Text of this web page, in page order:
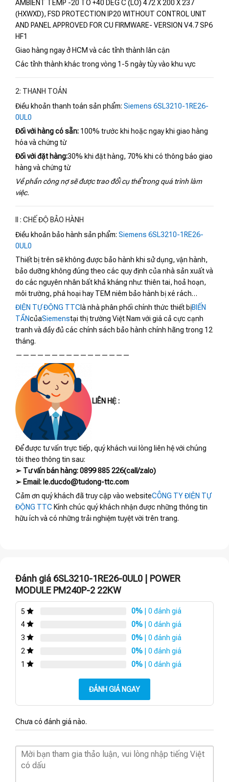
AMBIENT TEMP -20 TO +40 DEG C (LO) 472 X 200 X 237
(HXWXD), FSD PROTECTION IP20 WITHOUT CONTROL UNIT
AND PANEL APPROVED FOR CU FIRMWARE- VERSION V4.7 SP6
HF1
Giao hàng ngay ở HCM và các tỉnh thành lân cận
Các tỉnh thành khác trong vòng 1-5 ngày tùy vào khu vực
2: THANH TOÁN
Điều khoản thanh toán sản phẩm: Siemens 6SL3210-1RE26-
0UL0
Đối với hàng có sẵn: 100% trước khi hoặc ngay khi giao hàng
hóa và chứng từ
Đối với đặt hàng:30% khi đặt hàng, 70% khi có thông báo giao
hàng và chứng từ
Về phần công nợ sẽ được trao đổi cụ thể trong quá trình làm
việc.
II : CHẾ ĐỘ BẢO HÀNH
Điều khoản bảo hành sản phẩm: Siemens 6SL3210-1RE26-
0UL0
Thiết bị trên sẽ không được bảo hành khi sử dụng, vận hành,
bảo dưỡng không đúng theo các quy định của nhà sản xuất và
do các nguyên nhân bất khả kháng như: thiên tai, hoả hoạn,
môi trường, phá hoại hay TEM niêm bảo hành bị xé rách…
ĐIỆN TỰ ĐỘNG TTC là nhà phân phối chính thức thiết bịBIẾN
TẦNcủaSiemenstại thị trường Việt Nam với giá cả cực cạnh
tranh và đầy đủ các chính sách bảo hành chính hãng trong 12
tháng.
————————————————
LIÊN HỆ :
Để được tư vấn trực tiếp, quý khách vui lòng liên hệ với chúng
tôi theo thông tin sau:
➢ Tư vấn bán hàng: 0899 885 226(call/zalo)
➢ Email: le.ducdo@tudong-ttc.com
Cảm ơn quý khách đã truy cập vào websiteCÔNG TY ĐIỆN TỰ
ĐỘNG TTC Kính chúc quý khách nhận được những thông tin
hữu ích và có những trải nghiệm tuyệt vời trên trang.
Đánh giá 6SL3210-1RE26-0UL0 | POWER
MODULE PM240P-2 22KW
5 0% | 0 đánh giá
4
0% | 0 đánh giá
3
0% | 0 đánh giá
2
0% | 0 đánh giá
1
0% | 0 đánh giá
ĐÁNH GIÁ NGAY
Chưa có đánh giá nào.